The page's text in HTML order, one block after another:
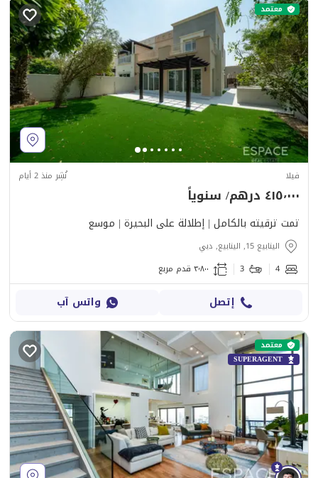
معتمد
فيلا نُشِر منذ 2 أيام
٤١٥٬٠٠٠ درهم/ سنوياً
تمت ترقيته بالكامل | إطلالة على البحيرة | موسع
الينابيع 15, الينابيع, دبي
4
3 ٣٬٨٠٠ قدم مربع
إتصل واتس آب
معتمد
SUPERAGENT